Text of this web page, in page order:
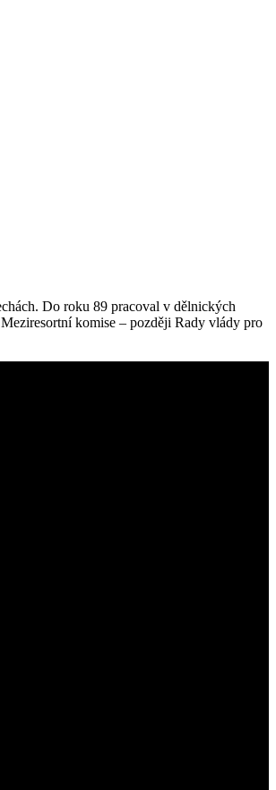
Do roku 89 pracoval v dělnických
komise – později Rady vlády pro